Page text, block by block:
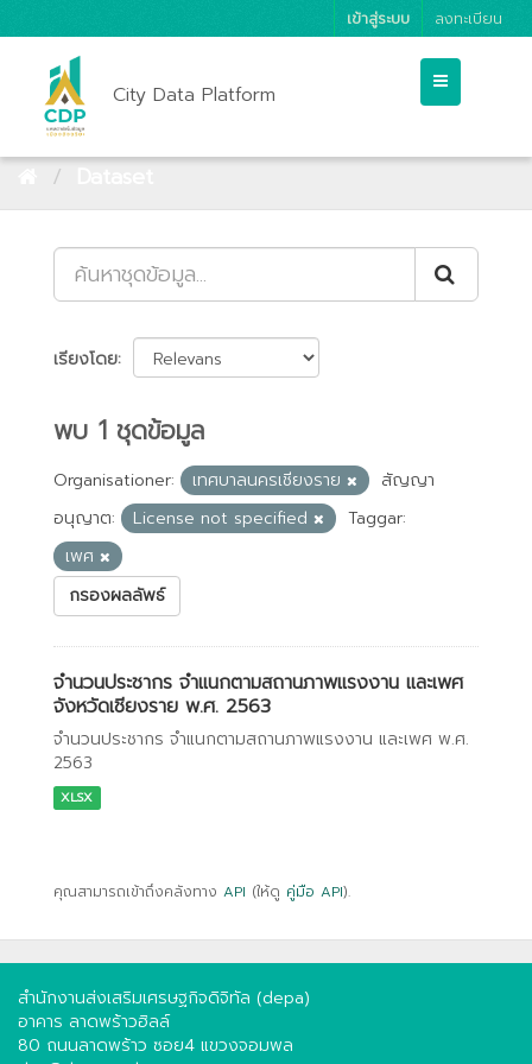
เข้าสู่ระบบ ลงทะเบียน
City Data Platform
เรียงโดย
พบ 1 ชุดข้อมูล
Organisationer: เทศบาลนครเชียงราย
สัญญา
อนุญาต:
License not specified
Taggar:
เพศ
กรองผลลัพธ์
จำนวนประชากร จำแนกตามสถานภาพแรงงาน และเพศ
จังหวัดเชียงราย พ.ศ. 2563
จำนวนประชากร จำแนกตามสถานภาพแรงงาน และเพศ พ.ศ.
2563
XLSX
คุณสามารถเข้าถึงคลังทาง API (ให้ดู คู่มือ API).
สำนักงานส่งเสริมเศรษฐกิจดิจิทัล (depa)
อาคาร ลาดพร้าวฮิลล์
80 ถนนลาดพร้าว ซอย4 แขวงจอมพล